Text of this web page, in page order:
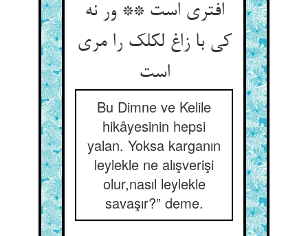
افتری است ** ور نه
کی با زاغ لکلک را مری
است‏
Bu Dimne ve Kelile
hikâyesinin hepsi
yalan. Yoksa karganın
leylekle ne alışverişi
olur,nasıl leylekle
savaşır?” deme.